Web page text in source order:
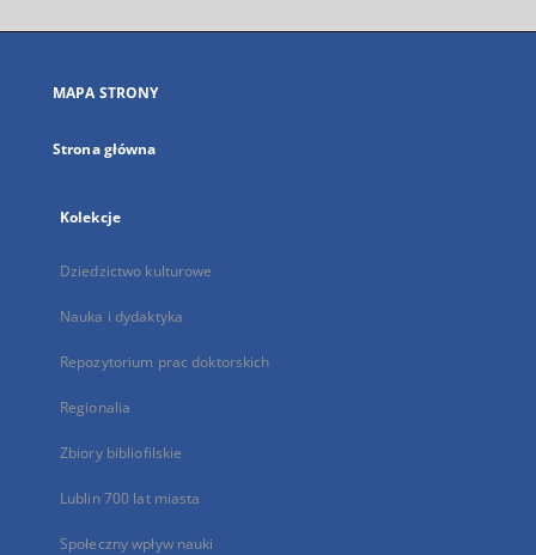
się
karcie
MAPA STRONY
Strona główna
Kolekcje
Dziedzictwo kulturowe
Nauka i dydaktyka
Repozytorium prac doktorskich
Regionalia
Zbiory bibliofilskie
Lublin 700 lat miasta
Społeczny wpływ nauki